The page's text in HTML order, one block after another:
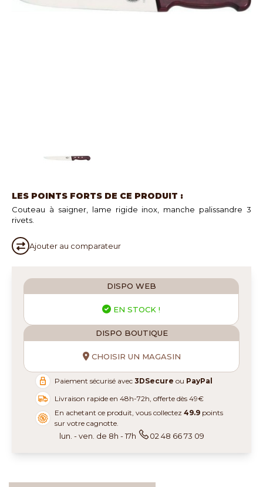
LES POINTS FORTS DE CE PRODUIT :
Couteau à saigner, lame rigide inox, manche palissandre 3
rivets.
Ajouter au comparateur
DISPO WEB
EN STOCK !
DISPO BOUTIQUE
CHOISIR UN MAGASIN
Paiement sécurisé avec3DSecure ou PayPal
Livraison rapide en 48h-72h, offerte dès 49€
En achetant ce produit, vous collectez49.9 points
sur votre cagnotte.
lun. - ven. de 8h - 17h 02 48 66 73 09